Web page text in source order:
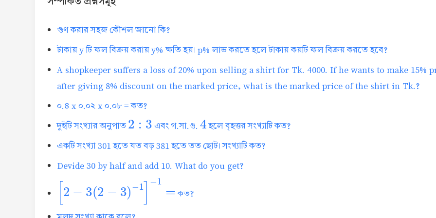
গুণ করার সহজ কৌশল জানো কি?
টাকায় y টি ফল বিক্রয় করায় y% ক্ষতি হয়। p% লাভ করতে হলে টাকায় কয়টি ফল বিক্রয় করতে হবে?
A shopkeeper suffers a loss of 20% upon selling a shirt for Tk. 4000. If he wants to make 15%
after giving 8% discount on the marked price, what is the marked price of the shirt in Tk.?
০.৪ x ০.০২ x ০.০৮ = কত?
দুইটি সংখ্যার অনুপাত
2
এবং গ.সা.গু.
4
হলে বৃহত্তর সংখ্যাটি কত?
একটি সংখ্যা 301 হতে যত বড় 381 হতে তত ছোট। সংখ্যাটি কত?
Devide 30 by half and add 10. What do you get?
[2− 2−3 1]−1=
কত?